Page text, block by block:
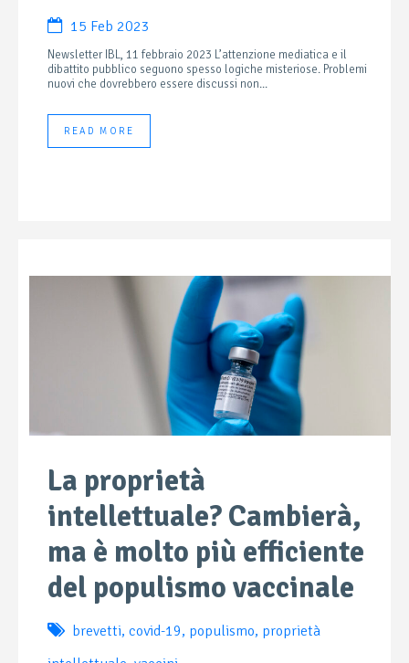
15 Feb 2023
Newsletter IBL, 11 febbraio 2023 L’attenzione mediatica e il
dibattito pubblico seguono spesso logiche misteriose. Problemi
nuovi che dovrebbero essere discussi non...
READ MORE
La proprietà
intellettuale? Cambierà,
ma è molto più efficiente
del populismo vaccinale
brevetti, covid-19, populismo, proprietà